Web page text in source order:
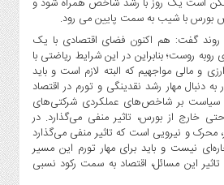
بورس با شیب به سمت پایین می رود.
گفت: هم اکنون فضای اقتصادی با یک
روست؛ بنابراین در این شرایط ریاضتی با
و مالی مواجهیم که البته لازم است و باید
دنبال مهار رشد نقدینگی و تورم در اقتصاد
سیاست بر شاخص‌های عملکردی شرکتی‌های
خارج از بورس، تاثیر منفی می‌گذارد. در
محرک و نیرویی است که تاثیر منفی می‌گذارد
نیست و باید برای مهار تورم این مسیر
تاثیر این مسائل، اقتصاد به سمت رکود نسبی